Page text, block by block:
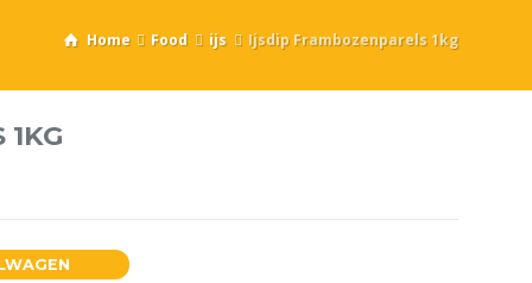
Home Food ijs Ijsdip Frambozenparels 1kg